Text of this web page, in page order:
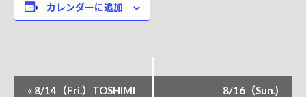
カレンダーに追加
« 8/14（Fri.）TOSHIMI
8/16（Sun.)